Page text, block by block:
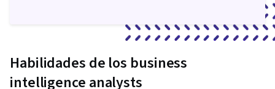
Habilidades de los business
intelligence analysts